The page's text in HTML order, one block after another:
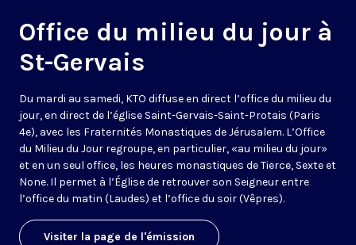
Office du milieu du jour à
St-Gervais
Du mardi au samedi, KTO diffuse en direct l’office du milieu du
jour, en direct de l’église Saint-Gervais-Saint-Protais (Paris
4e), avec les Fraternités Monastiques de Jérusalem. L’Office
du Milieu du Jour regroupe, en particulier, «au milieu du jour»
et en un seul office, les heures monastiques de Tierce, Sexte et
None. Il permet à l’Église de retrouver son Seigneur entre
l’office du matin (Laudes) et l’office du soir (Vêpres).
Visiter la page de l'émission